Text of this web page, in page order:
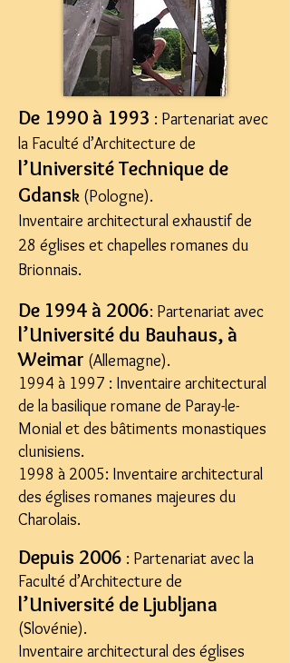
De 1990 à 1993 : Partenariat avec
la Faculté d’Architecture de
l’Université Technique de
Gdansk (Pologne).
Inventaire architectural exhaustif de
28 églises et chapelles romanes du
Brionnais.
De 1994 à 2006: Partenariat avec
l’Université du Bauhaus, à
Weimar (Allemagne).
1994 à 1997 : Inventaire architectural
de la basilique romane de Paray-le-
Monial et des bâtiments monastiques
clunisiens.
1998 à 2005: Inventaire architectural
des églises romanes majeures du
Charolais.
Depuis 2006 : Partenariat avec la
Faculté d’Architecture de
l’Université de Ljubljana
(Slovénie).
Inventaire architectural des églises